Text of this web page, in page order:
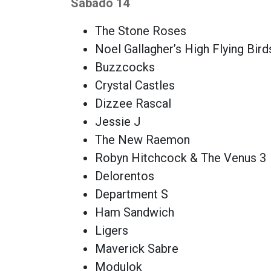
Sábado 14
The Stone Roses
Noel Gallagher’s High Flying
Buzzcocks
Crystal Castles
Dizzee Rascal
Jessie J
The New Raemon
Robyn Hitchcock & The Venus 3
Delorentos
Department S
Ham Sandwich
Ligers
Maverick Sabre
Modulok